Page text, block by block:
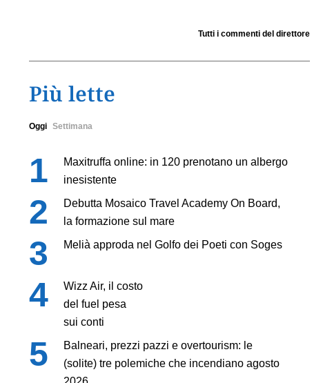
Tutti i commenti del direttore
Più lette
Oggi Settimana
Maxitruffa online: in 120 prenotano un albergo
inesistente
Debutta Mosaico Travel Academy On Board,
la formazione sul mare
Melià approda nel Golfo dei Poeti con Soges
Wizz Air, il costo
del fuel pesa
sui conti
Balneari, prezzi pazzi e overtourism: le
(solite) tre polemiche che incendiano agosto